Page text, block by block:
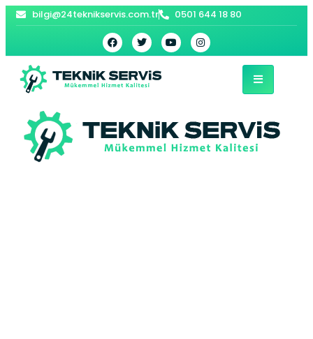
bilgi@24teknikservis.com.tr 0501 644 18 80